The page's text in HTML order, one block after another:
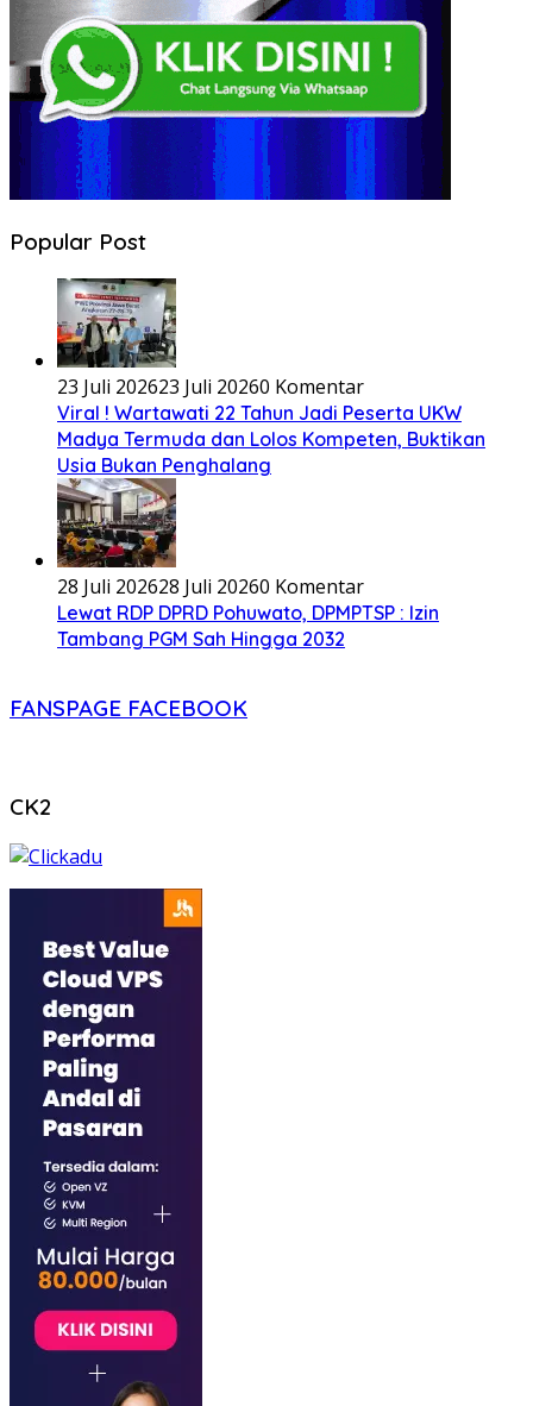
Popular Post
23 Juli 202623 Juli 20260 Komentar
Viral ! Wartawati 22 Tahun Jadi Peserta UKW
Madya Termuda dan Lolos Kompeten, Buktikan
Usia Bukan Penghalang
28 Juli 202628 Juli 20260 Komentar
Lewat RDP DPRD Pohuwato, DPMPTSP : Izin
Tambang PGM Sah Hingga 2032
FANSPAGE FACEBOOK
CK2